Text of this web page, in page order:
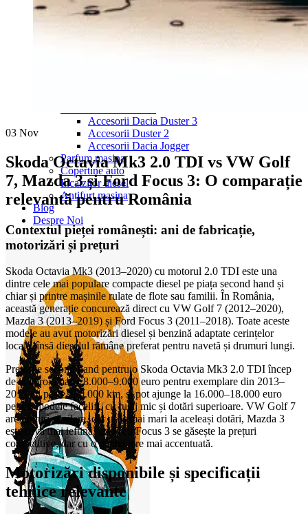
Navigație Skoda Rapid
Navigație Skoda Superb 1
Navigație Skoda Superb 2
Accesorii Dacia Duster 3
Accesorii Duster 2
Accesorii Dacia Jogger
Parfum masina
Copertine auto
Incalzitor diesel
Antifurt masina
Blog
Despre Noi
03 Nov
Skoda Octavia Mk3 2.0 TDI vs VW Golf
7, Mazda 3 și Ford Focus 3: O comparație
relevantă pentru România
Contextul pieței românești: ani de fabricație,
motorizări și prețuri
Skoda Octavia Mk3 (2013–2020) cu motorul 2.0 TDI este una
dintre cele mai populare compacte diesel pe piața second hand și
chiar și printre mașinile rulate de flote sau familii. În România,
această generație concurează direct cu VW Golf 7 (2012–2020),
Mazda 3 (2013–2019) și Ford Focus 3 (2011–2018). Toate aceste
modele au avut motorizări diesel și benzină adaptate cerințelor
locale, însă dieselul rămâne preferat pentru navetă și drumuri lungi.
Prețurile second hand pentru o Skoda Octavia Mk3 2.0 TDI încep
de la aproximativ 8.000–9.000 euro pentru exemplare din 2013–
2014 cu peste 200.000 km, și pot ajunge la 16.000–18.000 euro
pentru modele facelift, cu rulaj mic și dotări superioare. VW Golf 7
are prețuri similare, dar ușor mai mari la aceleași dotări, Mazda 3
este ceva mai ieftină, iar Ford Focus 3 se găsește la prețuri
competitive, dar cu o depreciere mai accentuată.
Motorizări disponibile și specificații
tehnice relevante